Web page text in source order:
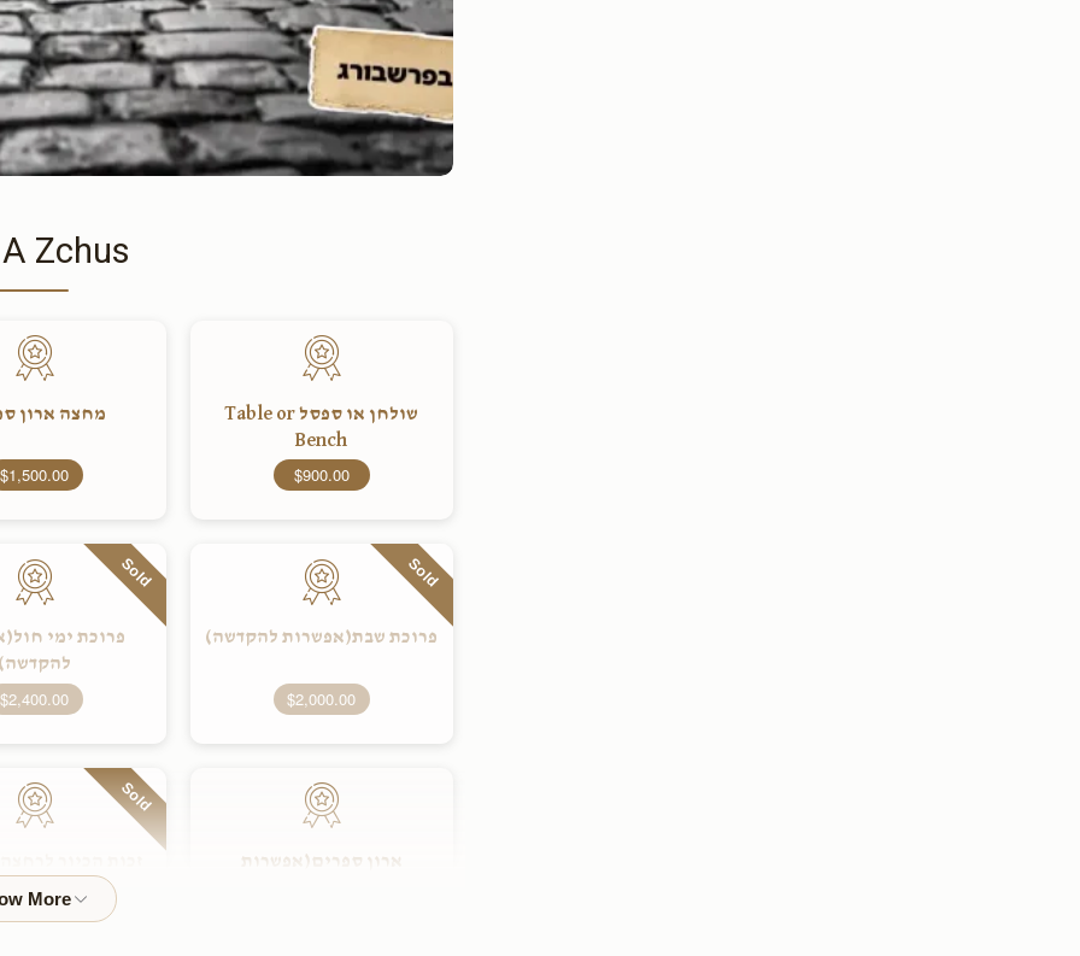
Zchus
שולחן או ספסל Table or
Bench
$900.00
מחצה ארון
$1,500.00
Sold
פרוכת שבת(אפשרות להקדשה)
$2,000.00
Sold
פרוכת ימי
$2,400.00
ארון ספרים(אפשרות
Sold
$3,600.00